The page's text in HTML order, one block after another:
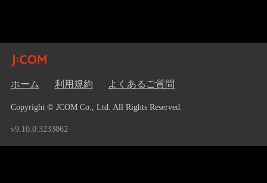
ホーム 利用規約 よくあるご質問
Copyright © JCOM Co., Ltd. All Rights Reserved.
v9.10.0.3233062